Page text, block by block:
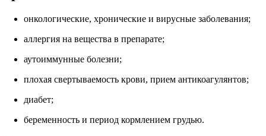
онкологические, хронические и вирусные заболевания;
аллергия на вещества в препарате;
аутоиммунные болезни;
плохая свертываемость крови, прием антикоагулянтов;
диабет;
беременность и период кормлением грудью.